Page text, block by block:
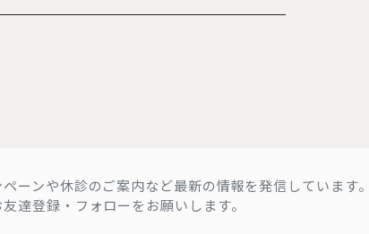
ーンや休診のご案内など最新の情報を発信しています。
達登録・フォローをお願いします。